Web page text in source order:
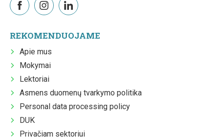
REKOMENDUOJAME
Apie mus
Mokymai
Lektoriai
Asmens duomenų tvarkymo politika
Personal data processing policy
DUK
Privačiam sektoriui